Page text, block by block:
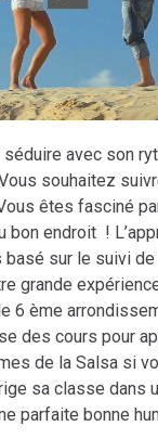
séduire avec son
souhaitez
êtes fasciné
bon endroit !
sur le suivi
grande
6 ème
des cours pour
de la Salsa si
sa classe dans
parfaite bonne